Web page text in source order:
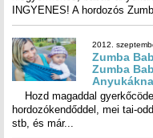
Az I. Kertvárosi Zumba
2012. június 14.
Az allergia hatékony
Új orvosi gyógymóddal és
Allergiás tünetek élete